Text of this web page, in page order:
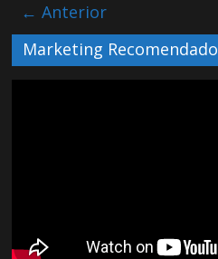
← Anterior
Marketing Recomendado